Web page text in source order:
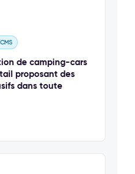
de camping-cars
proposant des
dans toute